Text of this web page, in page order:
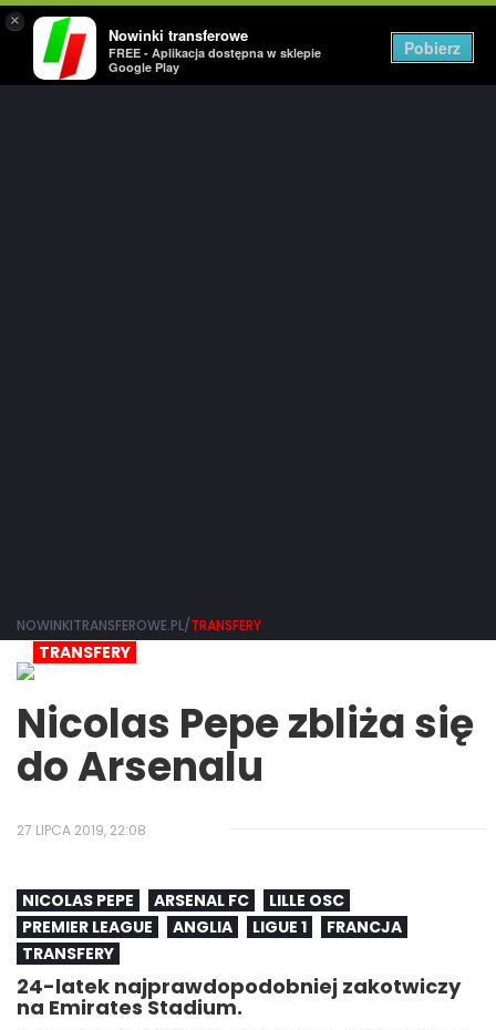
×
Nowinki transferowe
FREE - Aplikacja dostępna w sklepie
Google Play
Pobierz
NOWINKITRANSFEROWE.PL/TRANSFERY
TRANSFERY
Nicolas Pepe zbliża się
do Arsenalu
27 LIPCA 2019, 22:08
NICOLAS PEPE ARSENAL FC
LILLE OSC
PREMIER LEAGUE
ANGLIA LIGUE 1
FRANCJA
TRANSFERY
24-latek najprawdopodobniej zakotwiczy
na Emirates Stadium.